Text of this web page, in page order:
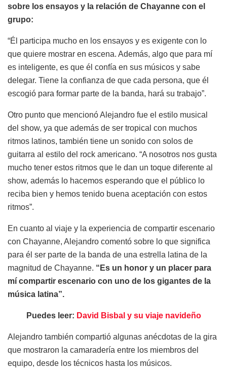
sobre los ensayos y la relación de Chayanne con el
grupo:
“Él participa mucho en los ensayos y es exigente con lo
que quiere mostrar en escena. Además, algo que para mí
es inteligente, es que él confía en sus músicos y sabe
delegar. Tiene la confianza de que cada persona, que él
escogió para formar parte de la banda, hará su trabajo”.
Otro punto que mencionó Alejandro fue el estilo musical
del show, ya que además de ser tropical con muchos
ritmos latinos, también tiene un sonido con solos de
guitarra al estilo del rock americano. “A nosotros nos gusta
mucho tener estos ritmos que le dan un toque diferente al
show, además lo hacemos esperando que el público lo
reciba bien y hemos tenido buena aceptación con estos
ritmos”.
En cuanto al viaje y la experiencia de compartir escenario
con Chayanne, Alejandro comentó sobre lo que significa
para él ser parte de la banda de una estrella latina de la
magnitud de Chayanne. “Es un honor y un placer para
mí compartir escenario con uno de los gigantes de la
música latina”.
Puedes leer: David Bisbal y su viaje navideño
Alejandro también compartió algunas anécdotas de la gira
que mostraron la camaradería entre los miembros del
equipo, desde los técnicos hasta los músicos.